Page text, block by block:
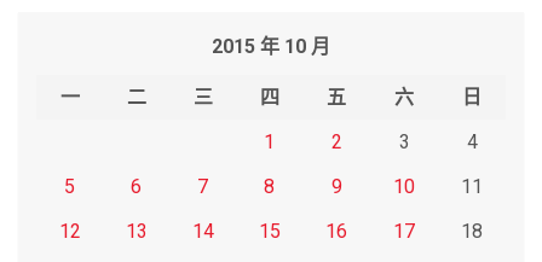
2015 年 10 月
一 二 三 四 五 六
日
1
2 3
4
5
6 7 8 9 10
11
12
13 14 15 16 17
18